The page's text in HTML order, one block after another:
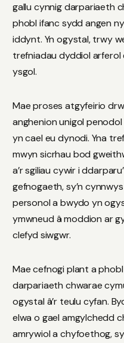
gallu cynnig darpariaeth
phobl ifanc sydd angen
iddynt. Yn ogystal, trwy
trefniadau dyddiol arferol
ysgol.
Mae proses atgyfeirio
anghenion unigol
yn cael eu dynodi. Yna
mwyn sicrhau bod
a’r sgiliau cywir i
gefnogaeth, sy’n
personol a bwydo yn
ymwneud â moddion ar
clefyd siwgwr.
Mae cefnogi plant a
darpariaeth chwarae
ogystal â’r teulu cyfan.
elwa o gael amgylchedd
amrywiol a chyfoethog,